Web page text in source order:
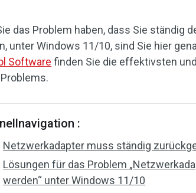
das Problem haben, dass Sie ständig
unter Windows 11/10, sind Sie hier
Software finden Sie die effektivsten
:
Netzwerkadapter muss ständig
Lösungen für das Problem
werden“ unter Windows 11/10